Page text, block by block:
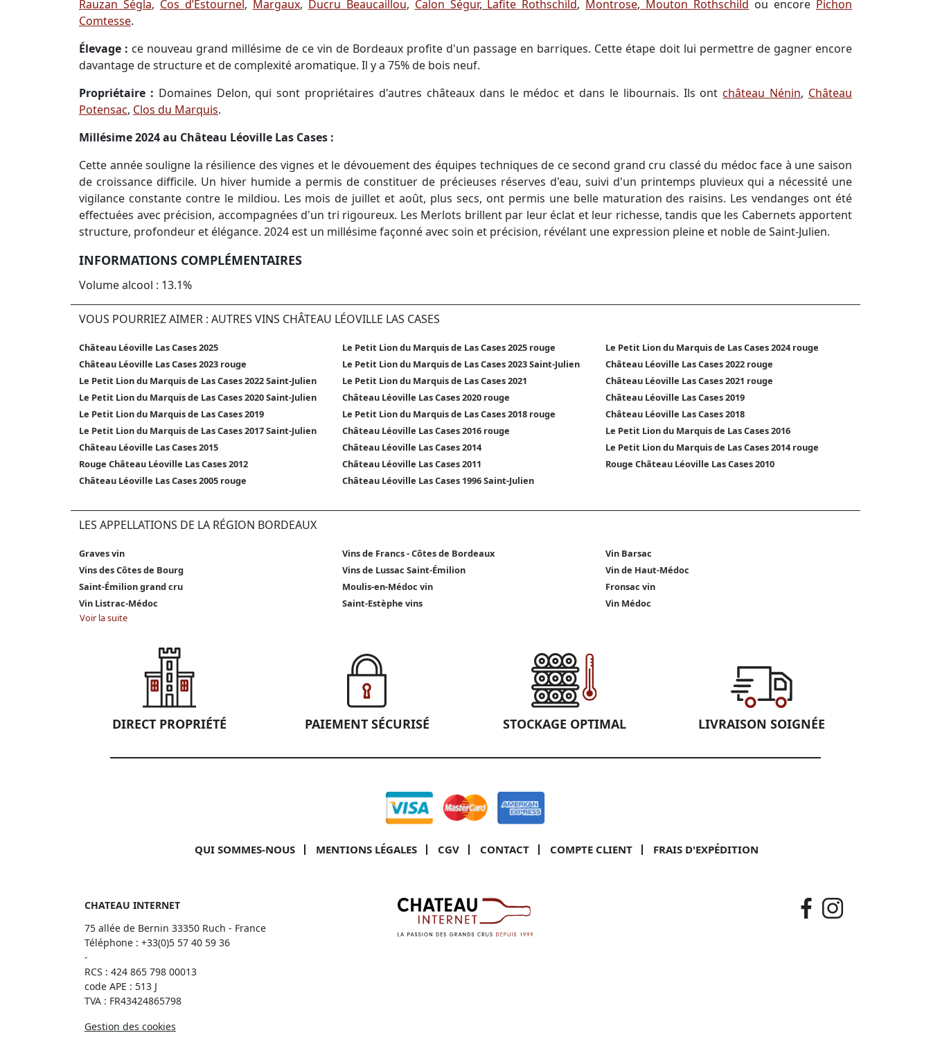
Rauzan Ségla, Cos d’Estournel, Margaux, Ducru Beaucaillou, Calon Ségur, Lafite Rothschild, Montrose, Mouton Rothschild ou encore Pichon
Comtesse.
Élevage : ce nouveau grand millésime de ce vin de Bordeaux profite d'un passage en barriques. Cette étape doit lui permettre de gagner encore
davantage de structure et de complexité aromatique. Il y a 75% de bois neuf.
Propriétaire : Domaines Delon, qui sont propriétaires d'autres châteaux dans le médoc et dans le libournais. Ils ontchâteau Nénin, Château
Potensac, Clos du Marquis.
Millésime 2024 au Château Léoville Las Cases :
Cette année souligne la résilience des vignes et le dévouement des équipes techniques de ce second grand cru classé du médoc face à une saison
de croissance difficile. Un hiver humide a permis de constituer de précieuses réserves d'eau, suivi d'un printemps pluvieux qui a nécessité une
vigilance constante contre le mildiou. Les mois de juillet et août, plus secs, ont permis une belle maturation des raisins. Les vendanges ont été
effectuées avec précision, accompagnées d'un tri rigoureux. Les Merlots brillent par leur éclat et leur richesse, tandis que les Cabernets apportent
structure, profondeur et élégance. 2024 est un millésime façonné avec soin et précision, révélant une expression pleine et noble de Saint-Julien.
INFORMATIONS COMPLÉMENTAIRES
Volume alcool : 13.1%
VOUS POURRIEZ AIMER : AUTRES VINS CHÂTEAU LÉOVILLE LAS CASES
Château Léoville Las Cases 2025 Le Petit Lion du Marquis de Las Cases 2025 rouge
Le Petit Lion du Marquis de Las Cases 2024 rouge
Château Léoville Las Cases 2023 rouge
Le Petit Lion du Marquis de Las Cases 2023 Saint-Julien
Château Léoville Las Cases 2022 rouge
Le Petit Lion du Marquis de Las Cases 2022 Saint-Julien
Le Petit Lion du Marquis de Las Cases 2021
Château Léoville Las Cases 2021 rouge
Le Petit Lion du Marquis de Las Cases 2020 Saint-Julien
Château Léoville Las Cases 2020 rouge
Château Léoville Las Cases 2019
Le Petit Lion du Marquis de Las Cases 2019
Le Petit Lion du Marquis de Las Cases 2018 rouge
Château Léoville Las Cases 2018
Le Petit Lion du Marquis de Las Cases 2017 Saint-Julien
Château Léoville Las Cases 2016 rouge
Le Petit Lion du Marquis de Las Cases 2016
Château Léoville Las Cases 2015
Château Léoville Las Cases 2014
Le Petit Lion du Marquis de Las Cases 2014 rouge
Rouge Château Léoville Las Cases 2012
Château Léoville Las Cases 2011
Rouge Château Léoville Las Cases 2010
Château Léoville Las Cases 2005 rouge
Château Léoville Las Cases 1996 Saint-Julien
LES APPELLATIONS DE LA RÉGION BORDEAUX
Graves vin Vins de Francs - Côtes de Bordeaux
Vin Barsac
Vins des Côtes de Bourg
Vins de Lussac Saint-Émilion
Vin de Haut-Médoc
Saint-Émilion grand cru
Moulis-en-Médoc vin
Fronsac vin
Vin Listrac-Médoc
Saint-Estèphe vins
Vin Médoc
Voir la suite
DIRECT PROPRIÉTÉ PAIEMENT SÉCURISÉ STOCKAGE OPTIMAL LIVRAISON SOIGNÉE
QUI SOMMES-NOUS MENTIONS LÉGALES CGV CONTACT COMPTE CLIENT FRAIS D'EXPÉDITION
CHATEAU INTERNET
75 allée de Bernin 33350 Ruch - France
Téléphone : +33(0)5 57 40 59 36
-
RCS : 424 865 798 00013
code APE : 513 J
TVA : FR43424865798
Gestion des cookies